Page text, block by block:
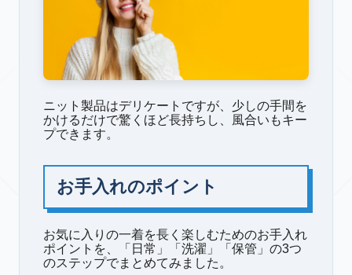
ニット製品はデリケートですが、少しの手間を
かけるだけで驚くほど長持ちし、風合いもキー
プできます。
お手入れのポイント
お気に入りの一着を長く楽しむためのお手入れ
ポイントを、「日常」「洗濯」「保管」の3つ
のステップでまとめてみました。